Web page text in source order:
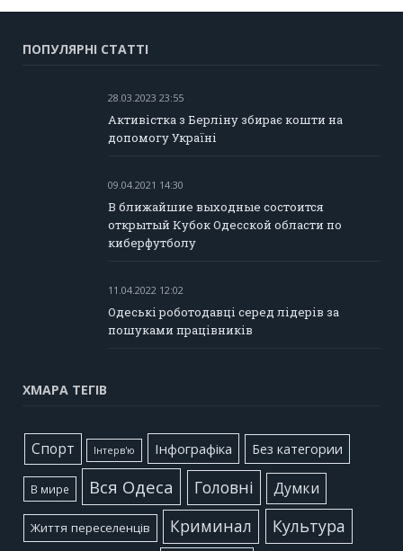
ПОПУЛЯРНІ СТАТТІ
28.03.2023 23:55
Активістка з Берліну збирає кошти на
допомогу Україні
09.04.2021 14:30
В ближайшие выходные состоится
открытый Кубок Одесской области по
киберфутболу
11.04.2022 12:02
Одеські роботодавці серед лідерів за
пошуками працівників
ХМАРА ТЕГІВ
Cпорт Інтерв'ю Інфографіка Без категории
В мире Вся Одеса Головні Думки
Життя переселенців Криминал Культура